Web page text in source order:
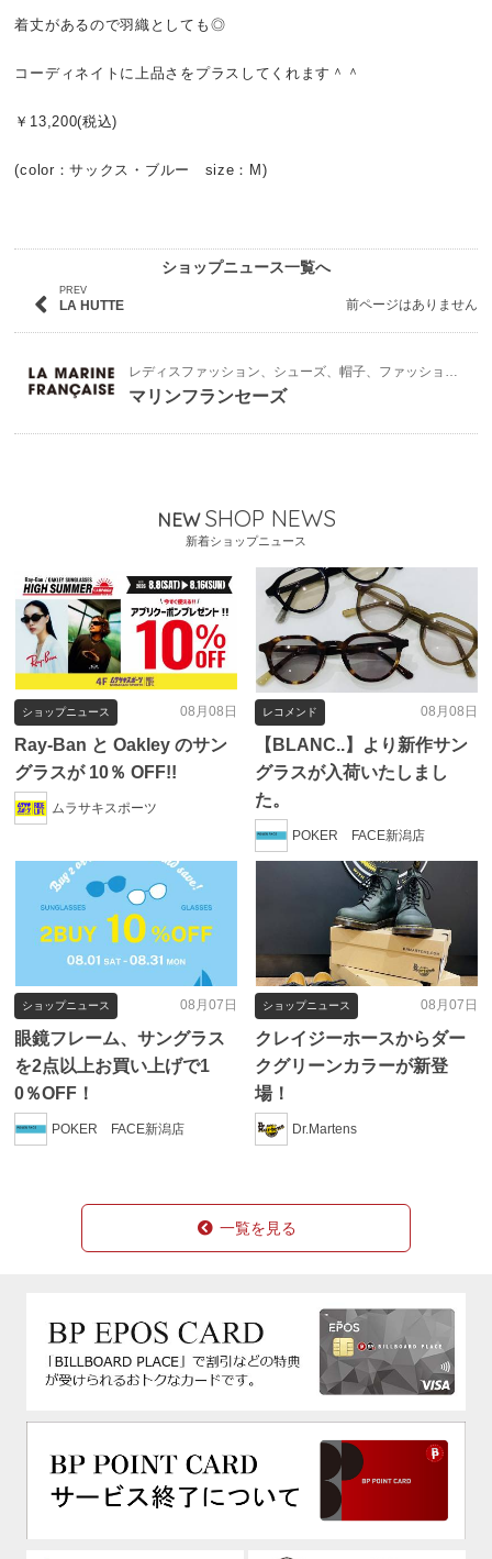
着丈があるので羽織としても◎
コーディネイトに上品さをプラスしてくれます＾＾
￥13,200(税込)
(color：サックス・ブルー size：M)
ショップニュース一覧へ
PREV
LA HUTTE 前ページはありません
レディスファッション、シューズ、帽子、ファッション雑貨
マリンフランセーズ
NEW SHOP NEWS
新着ショップニュース
08月08日
ショップニュース
Ray-Ban と Oakley のサン
グラスが 10％ OFF!!
ムラサキスポーツ
08月08日
レコメンド
【BLANC..】より新作サン
グラスが入荷いたしまし
た。
POKER FACE新潟店
08月07日
ショップニュース
眼鏡フレーム、サングラス
を2点以上お買い上げで1
0％OFF！
POKER FACE新潟店
08月07日
ショップニュース
クレイジーホースからダー
クグリーンカラーが新登
場！
Dr.Martens
一覧を見る